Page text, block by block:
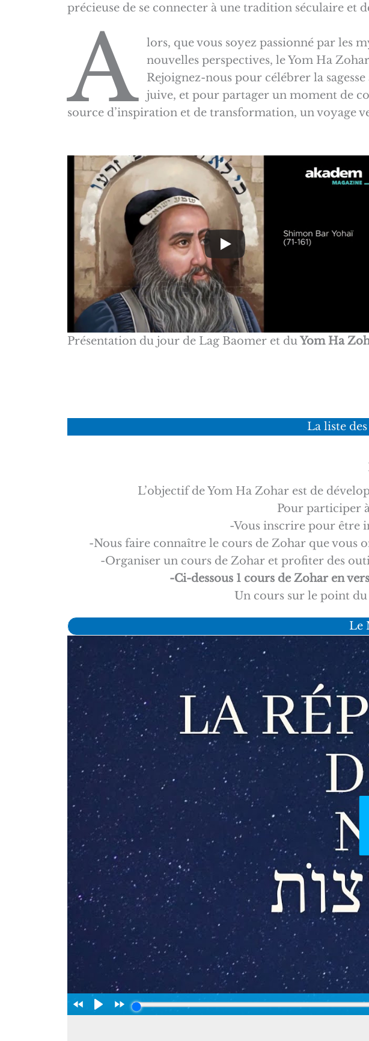
précieuse de se connecter à une tradition séculaire et
A
lors, que vous soyez passionné par les
nouvelles perspectives, le Yom Ha
Rejoignez-nous pour célébrer la
juive, et pour partager un moment de
source d’inspiration et de transformation, un voyage
Présentation du jour de Lag Baomer et duYom Ha
La liste
L’objectif de Yom Ha Zohar est de
Pour participer
-Vous inscrire pour être
-Nous faire connaître le cours de Zohar que vous
-Organiser un cours de Zohar et profiter des
-Ci-dessous 1 cours de Zohar en
Un cours sur le point
Le